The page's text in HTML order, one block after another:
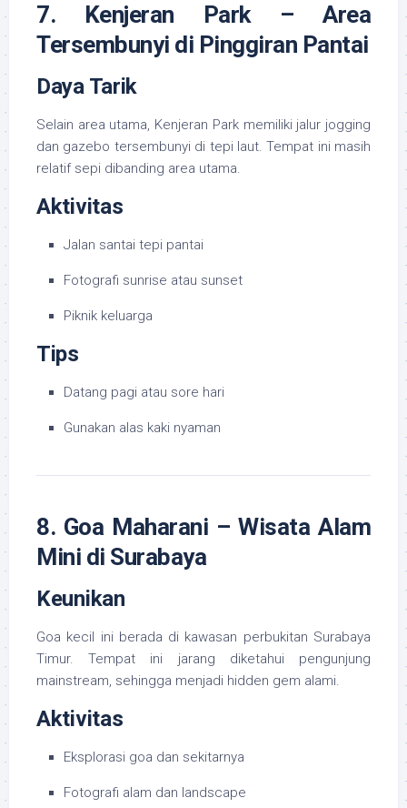
7. Kenjeran Park – Area
Tersembunyi di Pinggiran Pantai
Daya Tarik
Selain area utama, Kenjeran Park memiliki jalur jogging
dan gazebo tersembunyi di tepi laut. Tempat ini masih
relatif sepi dibanding area utama.
Aktivitas
Jalan santai tepi pantai
Fotografi sunrise atau sunset
Piknik keluarga
Tips
Datang pagi atau sore hari
Gunakan alas kaki nyaman
8. Goa Maharani – Wisata Alam
Mini di Surabaya
Keunikan
Goa kecil ini berada di kawasan perbukitan Surabaya
Timur. Tempat ini jarang diketahui pengunjung
mainstream, sehingga menjadi hidden gem alami.
Aktivitas
Eksplorasi goa dan sekitarnya
Fotografi alam dan landscape